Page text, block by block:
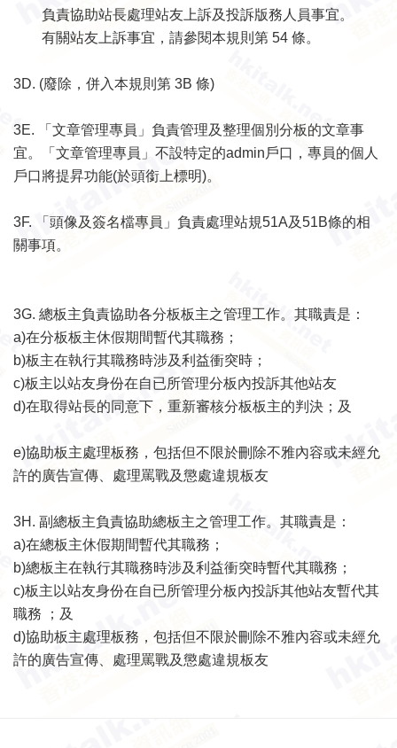
負責協助站長處理站友上訴及投訴版務人員事宜。
有關站友上訴事宜，請參閱本規則第 54 條。
3D. (廢除，併入本規則第 3B 條)
3E.
「文章管理專員」負責管理及整理個別分板的文章事
宜。「文章管理專員」不設特定的admin戶口，專員的個人
戶口將提昇功能(於頭銜上標明)。
3F. 「頭像及簽名檔專員」負責處理站規51A及51B條的相
關事項。
3G. 總板主負責協助各分板板主之管理工作。其職責是：
a)在分板板主休假期間暫代其職務；
b)板主在執行其職務時涉及利益衝突時；
c)板主以站友身份在自已所管理分板內投訴其他站友
d)在取得站長的同意下，重新審核分板板主的判決 ；及
e)協助板主處理板務，包括但不限於刪除不雅內容或未經允
許的廣告宣傳、處理罵戰及懲處違規板友
3H. 副總板主負責協助總板主之管理工作。其職責是：
a)在總板主休假期間暫代其職務；
b)總板主在執行其職務時涉及利益衝突時暫代其職務；
c)板主以站友身份在自已所管理分板內投訴其他站友暫代其
職務
；及
d)協助板主處理板務，包括但不限於刪除不雅內容或未經允
許的廣告宣傳、處理罵戰及懲處違規板友